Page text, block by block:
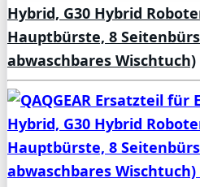
Hybrid, G30 Hybrid
Hauptbürste, 8
abwaschbares Wischtuch)